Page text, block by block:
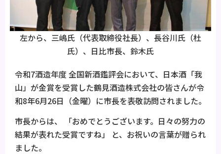
左から、三嶋氏（代表取締役社長）、長谷川氏（杜
氏）、日比市長、鈴木氏
令和7酒造年度 全国新酒鑑評会において、日本酒「我
山」が金賞を受賞した鶴見酒造株式会社の皆さんが令
和8年6月26日（金曜）に市長を表敬訪問されました。
市長からは、 「おめでとうございます。日々の努力の
結果が表れた受賞ですね」 と、お祝いの言葉が贈られ
ました。